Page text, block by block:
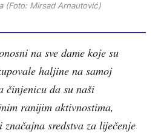
(Foto: Mirsad Arnautović)
na sve dame koje su
haljine na samoj
činjenicu da su naši
ranijim aktivnostima,
sredstva za liječenje